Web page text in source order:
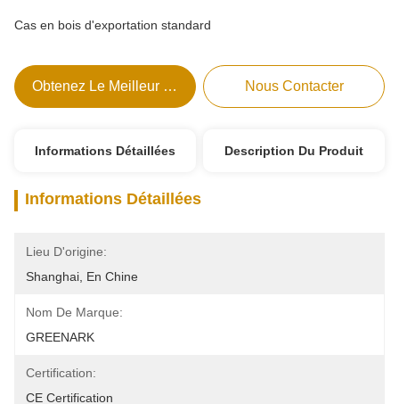
Cas en bois d'exportation standard
Obtenez Le Meilleur Prix Nous Contacter
Informations Détaillées Description Du Produit
Informations Détaillées
Lieu D'origine:
Shanghai, En Chine
Nom De Marque:
GREENARK
Certification:
CE Certification